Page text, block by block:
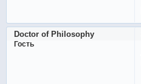
Doctor of Philosophy
Гость